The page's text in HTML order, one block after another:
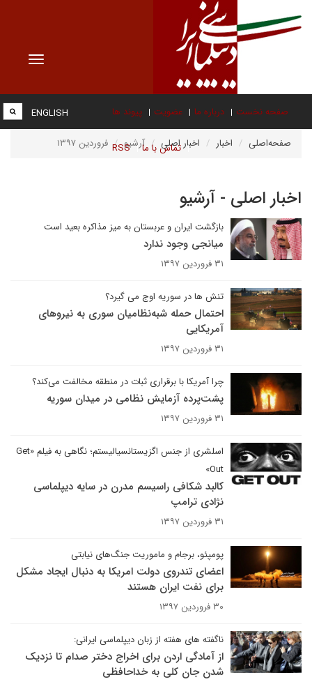
Toggle
صفحه نخست درباره ما عضویت پیوند ها
تماس با ما RSS
ENGLISH
صفحه‌اصلی اخبار اخبار اصلی آرشیو فروردین ۱۳۹۷
اخبار اصلی - آرشیو
بازگشت ایران و عربستان به میز مذاکره بعید است
میانجی وجود ندارد
۳۱ فروردین ۱۳۹۷
تنش ها در سوریه اوج می گیرد؟
احتمال حمله شبه‌نظامیان سوری به نیروهای
آمریکایی
۳۱ فروردین ۱۳۹۷
چرا آمریکا با برقراری ثبات در منطقه مخالفت می‌کند؟
پشت‌پرده آزمایش نظامی در میدان سوریه
۳۱ فروردین ۱۳۹۷
اسلشری از جنس اگزیستانسیالیستم؛ نگاهی به فیلم «Get
Out»
کالبد شکافی راسیسم مدرن در سایه دیپلماسی
نژادی ترامپ
۳۱ فروردین ۱۳۹۷
پومپئو، برجام و ماموریت جنگ‌های نیابتی
اعضای تندروی دولت امریکا به دنبال ایجاد مشکل
برای نفت ایران هستند
۳۰ فروردین ۱۳۹۷
ناگفته های هفته از زبان دیپلماسی ایرانی:
از آمادگی اردن برای اخراج دختر صدام تا نزدیک
شدن جان کلی به خداحافظی